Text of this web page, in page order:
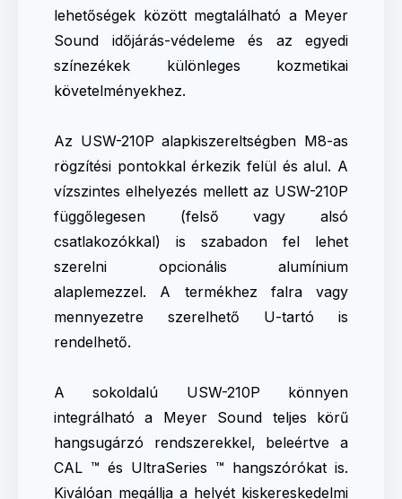
lehetőségek között megtalálható a Meyer
Sound időjárás-védeleme és az egyedi
színezékek különleges kozmetikai
követelményekhez.
Az USW-210P alapkiszereltségben M8-as
rögzítési pontokkal érkezik felül és alul. A
vízszintes elhelyezés mellett az USW-210P
függőlegesen (felső vagy alsó
csatlakozókkal) is szabadon fel lehet
szerelni opcionális alumínium
alaplemezzel. A termékhez falra vagy
mennyezetre szerelhető U-tartó is
rendelhető.
A sokoldalú USW-210P könnyen
integrálható a Meyer Sound teljes körű
hangsugárzó rendszerekkel, beleértve a
CAL ™ és UltraSeries ™ hangszórókat is.
Kiválóan megállja a helyét kiskereskedelmi